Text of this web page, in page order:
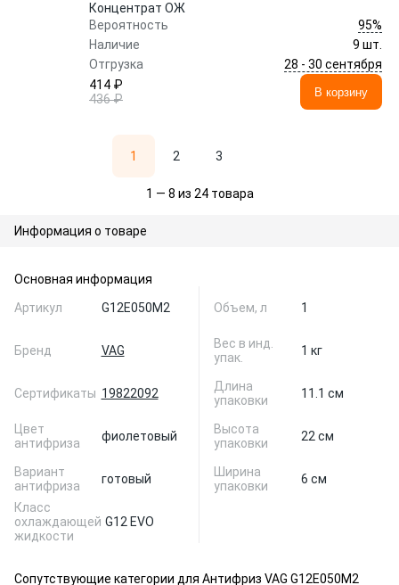
Концентрат ОЖ
Вероятность
95%
Наличие
9 шт.
Отгрузка
28 - 30 сентября
414 ₽
436 ₽
В корзину
1 2 3
1 — 8 из 24 товара
Информация о товаре
Основная информация
Артикул
G12E050M2
Бренд VAG
Сертификаты 19822092
Цвет
антифриза
фиолетовый
Вариант
антифриза
готовый
Класс
охлаждающей
жидкости
G12 EVO
Объем, л 1
Вес в инд.
упак.
1 кг
Длина
упаковки
11.1 см
Высота
упаковки
22 см
Ширина
упаковки
6 см
Сопутствующие категории для Антифриз VAG G12E050M2